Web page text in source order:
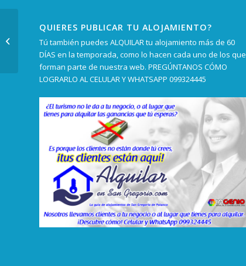
QUIERES PUBLICAR TU ALOJAMIENTO?
Tú también puedes ALQUILAR tu alojamiento más de 60
DÍAS en la temporada, como lo hacen cada uno de los que
forman parte de nuestra web. PREGÚNTANOS CÓMO
LOGRARLO AL CELULAR Y WHATSAPP 099324445
Pintura «Alfombra
integradora»